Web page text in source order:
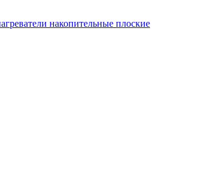
накопительные плоские